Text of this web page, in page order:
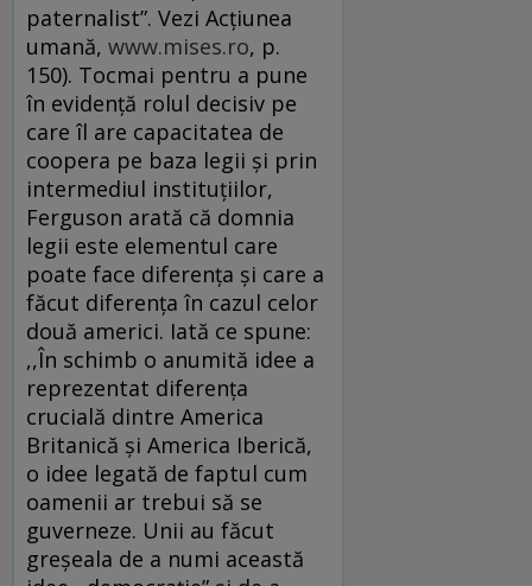
paternalist”. Vezi Acțiunea
umană, www.mises.ro, p.
150). Tocmai pentru a pune
în evidenţă rolul decisiv pe
care îl are capacitatea de
coopera pe baza legii şi prin
intermediul instituţiilor,
Ferguson arată că domnia
legii este elementul care
poate face diferenţa şi care a
făcut diferenţa în cazul celor
două americi. Iată ce spune:
,,În schimb o anumită idee a
reprezentat diferenţa
crucială dintre America
Britanică şi America Iberică,
o idee legată de faptul cum
oamenii ar trebui să se
guverneze. Unii au făcut
greşeala de a numi această